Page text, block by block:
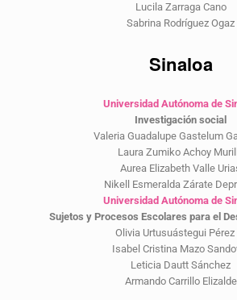
Lucila Zarraga Cano
Sabrina Rodríguez Ogaz
Sinaloa
Universidad Autónoma de
Investigación social
Valeria Guadalupe Gastelum
Laura Zumiko Achoy
Aurea Elizabeth Valle
Nikell Esmeralda Zárate
Universidad Autónoma de
Sujetos y Procesos Escolares para el
Olivia Urtusuástegui
Isabel Cristina Mazo
Leticia Dautt Sánchez
Armando Carrillo Elizalde